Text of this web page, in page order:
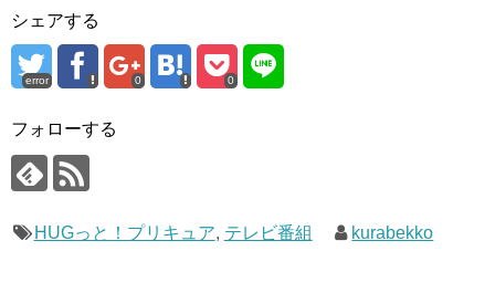
シェアする
error 0 0
フォローする
HUGっと！プリキュア, テレビ番組 kurabekko